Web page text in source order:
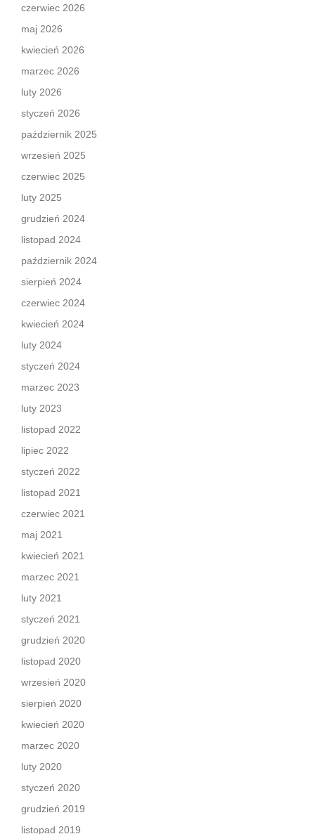
czerwiec 2026
maj 2026
kwiecień 2026
marzec 2026
luty 2026
styczeń 2026
październik 2025
wrzesień 2025
czerwiec 2025
luty 2025
grudzień 2024
listopad 2024
październik 2024
sierpień 2024
czerwiec 2024
kwiecień 2024
luty 2024
styczeń 2024
marzec 2023
luty 2023
listopad 2022
lipiec 2022
styczeń 2022
listopad 2021
czerwiec 2021
maj 2021
kwiecień 2021
marzec 2021
luty 2021
styczeń 2021
grudzień 2020
listopad 2020
wrzesień 2020
sierpień 2020
kwiecień 2020
marzec 2020
luty 2020
styczeń 2020
grudzień 2019
listopad 2019